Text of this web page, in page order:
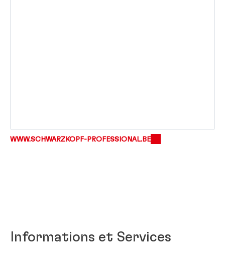
WWW.SCHWARZKOPF-PROFESSIONAL.BE
Informations et Services